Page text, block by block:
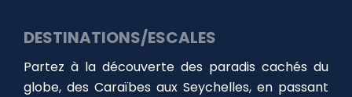
DESTINATIONS/ESCALES
Partez à la découverte des paradis cachés du
globe, des Caraïbes aux Seychelles, en passant